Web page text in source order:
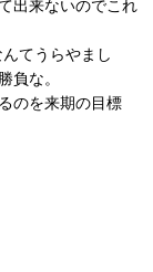
てうらやまし
な。
のを来期の目標